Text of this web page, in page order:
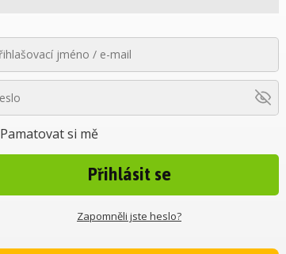
Pamatovat si mě
Přihlásit se
Zapomněli jste heslo?